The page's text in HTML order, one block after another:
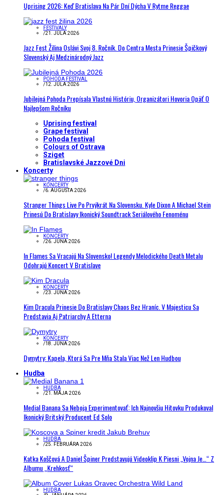
Uprising 2026: Keď Bratislava Na Pár Dní Dýcha V Rytme Reggae
FESTIVALY
/21. JÚLA 2026
Jazz Fest Žilina Oslávi Svoj 8. Ročník. Do Centra Mesta Prinesie Špičkový
Slovenský Aj Medzinárodný Jazz
POHODA FESTIVAL
/12. JÚLA 2026
Jubilejná Pohoda Prepísala Vlastnú Históriu, Organizátori Hovoria Opäť O
Najlepšom Ročníku
Uprising festival
Grape festival
Pohoda festival
Colours of Ostrava
Sziget
Bratislavské Jazzové Dni
Koncerty
KONCERTY
/6. AUGUSTA 2026
Stranger Things Live Po Prvýkrát Na Slovensku. Kyle Dixon A Michael Stein
Prinesú Do Bratislavy Ikonický Soundtrack Seriálového Fenoménu
KONCERTY
/26. JÚNA 2026
In Flames Sa Vracajú Na Slovensko! Legendy Melodického Death Metalu
Odohrajú Koncert V Bratislave
KONCERTY
/23. JÚNA 2026
Kim Dracula Prinesie Do Bratislavy Chaos Bez Hraníc. V Majesticu Sa
Predstavia Aj Patriarchy A Etterna
KONCERTY
/18. JÚNA 2026
Dymytry: Kapela, Ktorá Sa Pre Mňa Stala Viac Než Len Hudbou
Hudba
HUDBA
/21. MÁJA 2026
Medial Banana Sa Neboja Experimentovať: Ich Najnovšiu Hitovku Produkoval
Ikonický Britský Producent Ed Solo
HUDBA
/25. FEBRUÁRA 2026
Katka Koščová A Daniel Špiner Predstavujú Videoklip K Piesni „Vojna Je…“ Z
Albumu „Krehkosť“
HUDBA